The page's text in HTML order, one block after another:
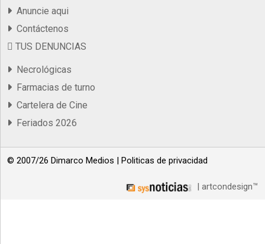
Anuncie aqui
Contáctenos
TUS DENUNCIAS
Necrológicas
Farmacias de turno
Cartelera de Cine
Feriados 2026
© 2007/26 Dimarco Medios | Politicas de privacidad
| artcondesign™